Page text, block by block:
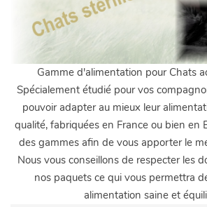
Gamme d'alimentation pour Chats
Spécialement étudié pour vos
pouvoir adapter au mieux leur
qualité, fabriquées en France ou bien en
des gammes afin de vous apporter le
Nous vous conseillons de respecter les
nos paquets ce qui vous permettra
alimentation saine et